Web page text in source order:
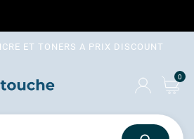
ET TONERS A PRIX DISCOUNT
0